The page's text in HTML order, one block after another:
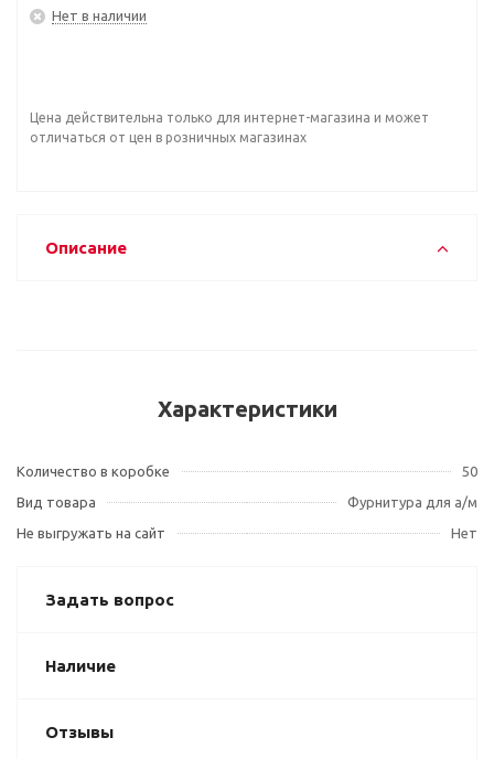
Нет в наличии
Цена действительна только для интернет-магазина и может
отличаться от цен в розничных магазинах
Описание
Характеристики
Количество в коробке
50
Вид товара
Фурнитура для а/м
Не выгружать на сайт
Нет
Задать вопрос
Наличие
Отзывы